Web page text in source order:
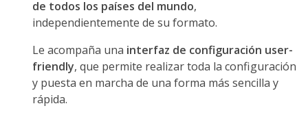
de todos los países del mundo,
independientemente de su formato.
Le acompaña una interfaz de configuración user-
friendly, que permite realizar toda la configuración
y puesta en marcha de una forma más sencilla y
rápida.